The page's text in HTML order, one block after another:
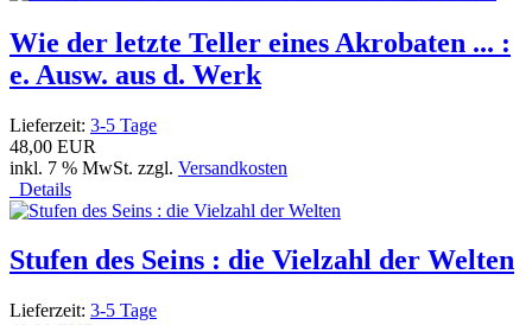
Wie der letzte Teller eines Akrobaten ... :
e. Ausw. aus d. Werk
Lieferzeit: 3-5 Tage
48,00 EUR
inkl. 7 % MwSt. zzgl. Versandkosten
Details
Stufen des Seins : die Vielzahl der Welten
Lieferzeit: 3-5 Tage